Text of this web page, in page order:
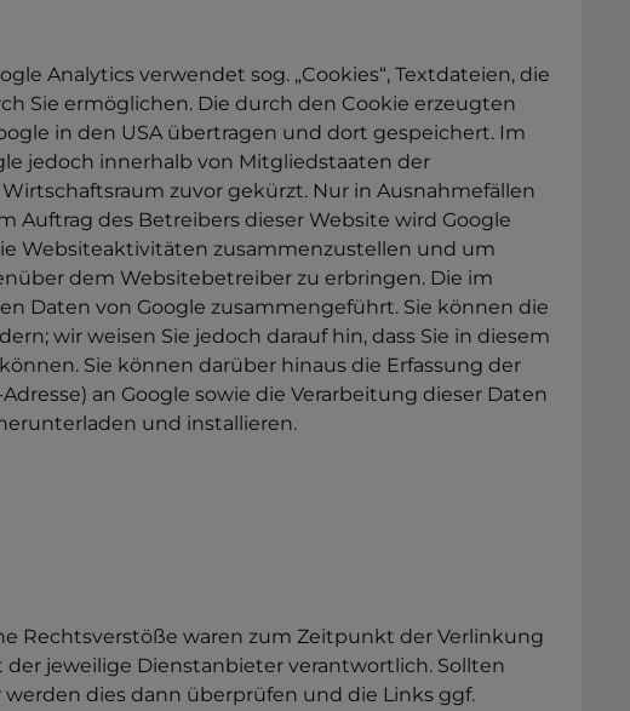
Analytics verwendet sog. „Cookies“, Textdateien, die
Sie ermöglichen. Die durch den Cookie erzeugten
in den USA übertragen und dort gespeichert. Im
jedoch innerhalb von Mitgliedstaaten der
zuvor gekürzt. Nur in Ausnahmefällen
Auftrag des Betreibers dieser Website wird Google
Websiteaktivitäten zusammenzustellen und um
dem Websitebetreiber zu erbringen. Die im
Daten von Google zusammengeführt. Sie können die
wir weisen Sie jedoch darauf hin, dass Sie in diesem
Sie können darüber hinaus die Erfassung der
an Google sowie die Verarbeitung dieser Daten
und installieren.
Rechtsverstöße waren zum Zeitpunkt der Verlinkung
jeweilige Dienstanbieter verantwortlich. Sollten
dies dann überprüfen und die Links ggf.